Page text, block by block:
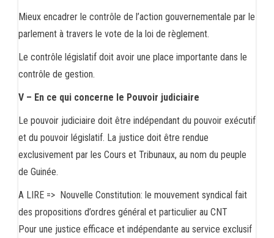
Mieux encadrer le contrôle de l’action gouvernementale par le
parlement à travers le vote de la loi de règlement.
Le contrôle législatif doit avoir une place importante dans le
contrôle de gestion.
V – En ce qui concerne le Pouvoir judiciaire
Le pouvoir judiciaire doit être indépendant du pouvoir exécutif
et du pouvoir législatif. La justice doit être rendue
exclusivement par les Cours et Tribunaux, au nom du peuple
de Guinée.
A LIRE => Nouvelle Constitution: le mouvement syndical fait
des propositions d’ordres général et particulier au CNT
Pour une justice efficace et indépendante au service exclusif